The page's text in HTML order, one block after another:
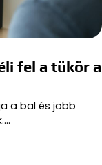
fel a tükör a
a bal és jobb